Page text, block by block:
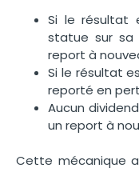
Si le résultat
statue sur sa
report à
Si le résultat
reporté en
Aucun
un report à
Cette mécanique